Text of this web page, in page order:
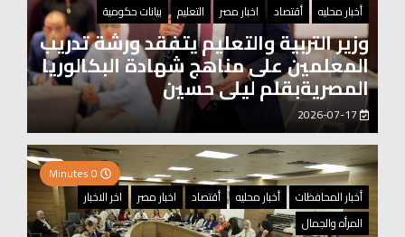
أخبار محليه أقتصاد اخبار مصر التعليم بيانات حكومية
وزير التربية والتعليم يتفقد ورشة تدريب
المعلمين على مناهج شهادة البكالوريا
المصريةبقلم ليلى حسين
أخبار المحافظات
أخبار محليه أقتصاد اخبار مصر
اخر الاخبار
المرأه والجمال